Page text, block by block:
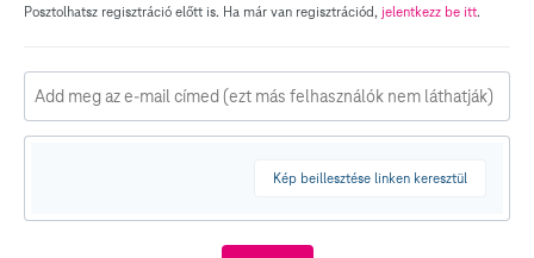
Posztolhatsz regisztráció előtt is. Ha már van regisztrációd, jelentkezz be itt.
Kép beillesztése linken keresztül